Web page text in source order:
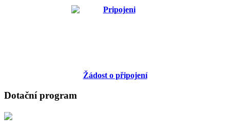
Žádost o připojení
Dotační program